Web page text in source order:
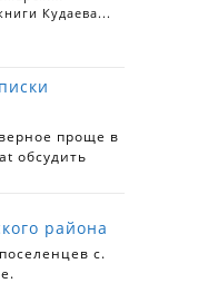
проще в
обсудить
района
с.